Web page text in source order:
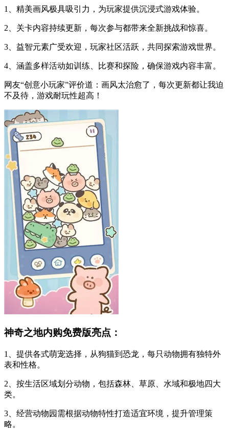
1、精美画风极具吸引力，为玩家提供沉浸式游戏体验。
2、关卡内容持续更新，每次参与都带来全新挑战和惊喜。
3、益智元素广受欢迎，玩家社区活跃，共同探索游戏世界。
4、涵盖多样活动如训练、比赛和探险，确保游戏内容丰富。
网友“创意小玩家”评价道：画风太治愈了，每次更新都让我迫
不及待，游戏耐玩性超高！
神奇之地内购免费版亮点：
1、提供各式萌宠选择，从狗猫到恐龙，每只动物拥有独特外
表和性格。
2、按生活区域划分动物，包括森林、草原、水域和极地四大
类。
3、经营动物园需根据动物特性打造适宜环境，提升管理策
略。